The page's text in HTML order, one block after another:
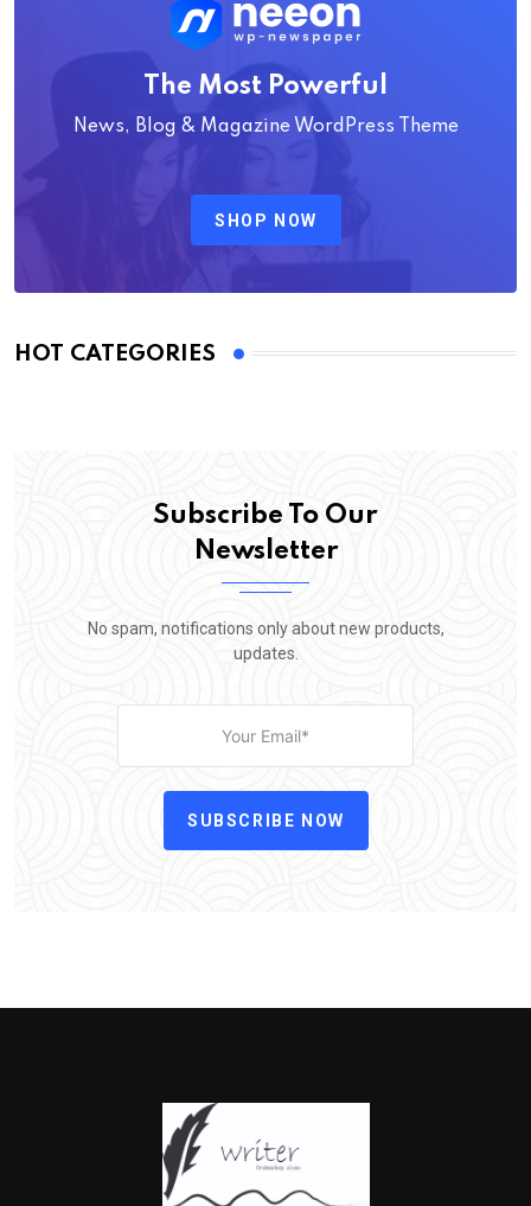
The Most Powerful
News, Blog & Magazine WordPress Theme
SHOP NOW
HOT CATEGORIES
Subscribe To Our
Newsletter
No spam, notifications only about new products,
updates.
SUBSCRIBE NOW